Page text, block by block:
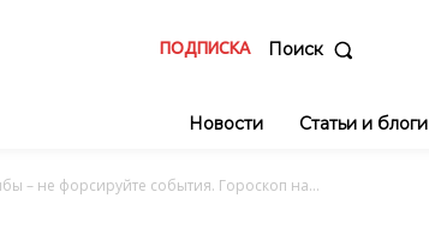
ПОДПИСКА Поиск
Новости Статьи и блоги
– не форсируйте события. Гороскоп на...